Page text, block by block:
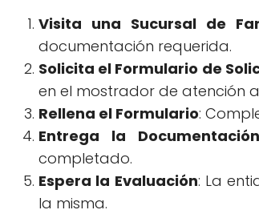
Visita una Sucursal de
documentación requerida.
Solicita el Formulario de
en el mostrador de atención
Rellena el Formulario:
Entrega la Documentación
completado.
Espera la Evaluación: La
la misma.